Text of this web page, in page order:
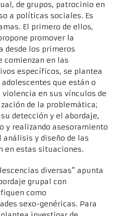
de grupos, patrocinio en
a políticas sociales. Es
El primero de ellos,
promover la
desde los primeros
comienzan en las
específicos, se plantea
que están o
en sus vínculos de
de la problemática;
detección y el abordaje,
y realizando asesoramiento
y diseño de las
en estas situaciones.
diversas” apunta
grupal con
como
sexo-genéricas. Para